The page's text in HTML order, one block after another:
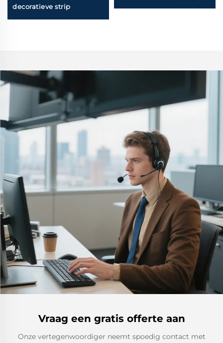
decoratieve strip
Vraag een gratis offerte aan
Onze vertegenwoordiger neemt spoedig contact met